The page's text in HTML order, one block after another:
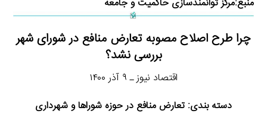
منبع:مرکز توانمندسازی حاکمیت و جامعه
چرا طرح اصلاح مصوبه تعارض منافع در شورای شهر
بررسی نشد؟
اقتصاد نیوز ـ ۹ آذر ۱۴۰۰
دسته بندی: تعارض منافع در حوزه شوراها و شهرداری